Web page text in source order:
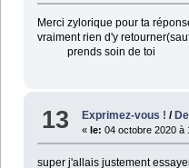
Merci zylorique pour ta
vraiment rien d'y
prends soin de toi
13 Exprimez-vous ! /
«le: 04 octobre 2020 à
super j'allais justement